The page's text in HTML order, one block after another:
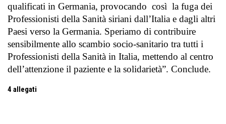
qualificati in Germania, provocando così la fuga dei
Professionisti della Sanità siriani dall’Italia e dagli altri
Paesi verso la Germania. Speriamo di contribuire
sensibilmente allo scambio socio-sanitario tra tutti i
Professionisti della Sanità in Italia, mettendo al centro
dell’attenzione il paziente e la solidarietà”. Conclude.
4 allegati